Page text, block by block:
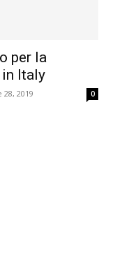
per la
Italy
2019 0